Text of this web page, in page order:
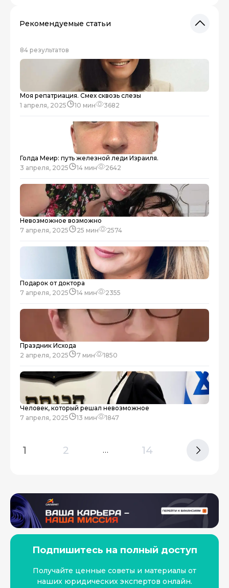
Рекомендуемые статьи
84 результатов
1 апреля, 2025 10 мин 3682
Моя репатриация. Смех сквозь слезы
3 апреля, 2025 14 мин 2642
Голда Меир: путь железной леди Израиля.
7 апреля, 2025 25 мин 2574
Невозможное возможно
7 апреля, 2025 14 мин 2355
Подарок от доктора
2 апреля, 2025 7 мин 1850
Праздник Исхода
7 апреля, 2025 13 мин 1847
Человек, который решал невозможное
1 2 … 14
Подпишитесь на полный доступ
Получайте ценные советы и материалы от
наших юридических экспертов онлайн.